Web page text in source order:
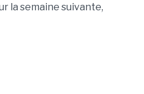
la semaine suivante,